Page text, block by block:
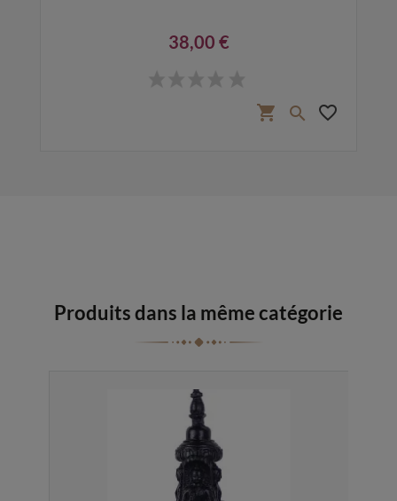
38,00 €
shopping_cart  favorite_border
Produits dans la même catégorie